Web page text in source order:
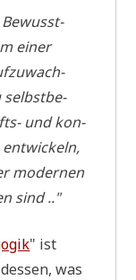
Bewusst­
einer
selbst­be­
und kon­
moder­nen
sind .."
" ist
was